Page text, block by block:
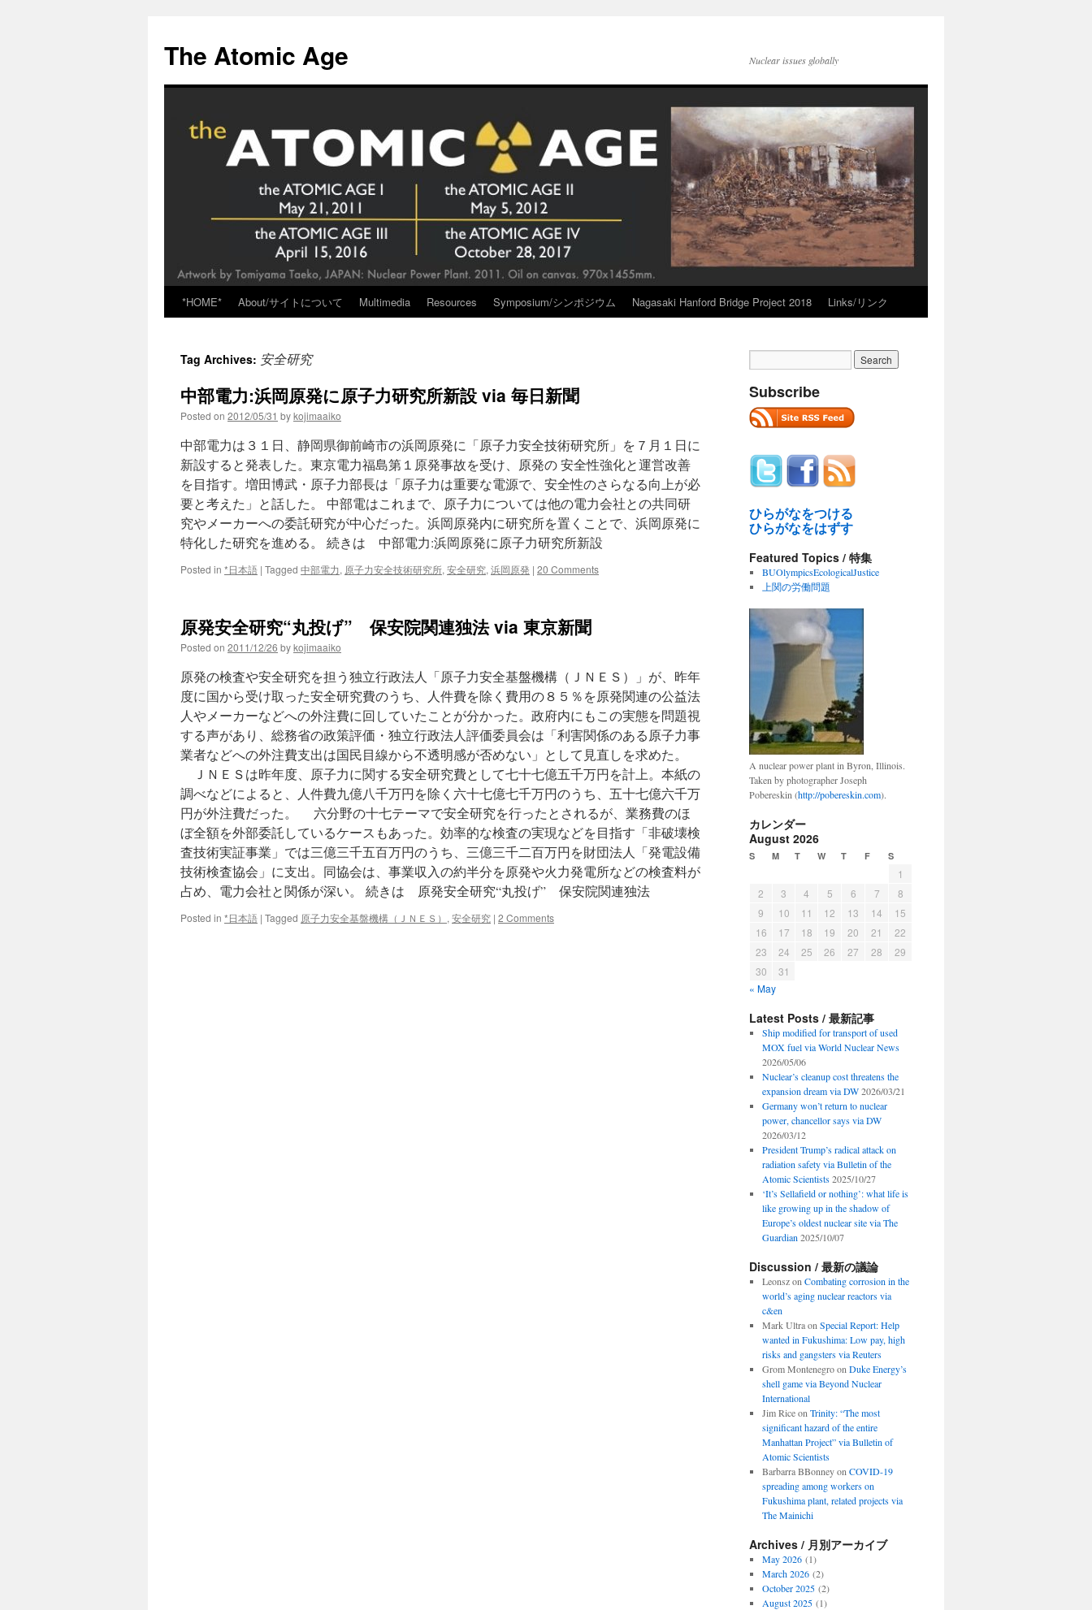
content
The Atomic Age Nuclear issues globally
*HOME* About/サイトについて Multimedia Resources Symposium/シンポジウム Nagasaki Hanford Bridge Project 2018 Links/リンク
Tag Archives: 安全研究
中部電力:浜岡原発に原子力研究所新設 via 毎日新聞
Posted on 2012/05/31 bykojimaaiko
中部電力は３１日、静岡県御前崎市の浜岡原発に「原子力安全技術研究所」を７月１日に
新設すると発表した。東京電力福島第１原発事故を受け、原発の 安全性強化と運営改善
を目指す。増田博武・原子力部長は「原子力は重要な電源で、安全性のさらなる向上が必
要と考えた」と話した。 中部電はこれまで、原子力については他の電力会社との共同研
究やメーカーへの委託研究が中心だった。浜岡原発内に研究所を置くことで、浜岡原発に
特化した研究を進める。 続きは 中部電力:浜岡原発に原子力研究所新設
Posted in *日本語 | Tagged 中部電力, 原子力安全技術研究所, 安全研究, 浜岡原発 | 20 Comments
原発安全研究“丸投げ” 保安院関連独法 via 東京新聞
Posted on 2011/12/26 bykojimaaiko
原発の検査や安全研究を担う独立行政法人「原子力安全基盤機構（ＪＮＥＳ）」が、昨年
度に国から受け取った安全研究費のうち、人件費を除く費用の８５％を原発関連の公益法
人やメーカーなどへの外注費に回していたことが分かった。政府内にもこの実態を問題視
する声があり、総務省の政策評価・独立行政法人評価委員会は「利害関係のある原子力事
業者などへの外注費支出は国民目線から不透明感が否めない」として見直しを求めた。
ＪＮＥＳは昨年度、原子力に関する安全研究費として七十七億五千万円を計上。本紙の
調べなどによると、人件費九億八千万円を除く六十七億七千万円のうち、五十七億六千万
円が外注費だった。 六分野の十七テーマで安全研究を行ったとされるが、業務費のほ
ぼ全額を外部委託しているケースもあった。効率的な検査の実現などを目指す「非破壊検
査技術実証事業」では三億三千五百万円のうち、三億三千二百万円を財団法人「発電設備
技術検査協会」に支出。同協会は、事業収入の約半分を原発や火力発電所などの検査料が
占め、電力会社と関係が深い。 続きは 原発安全研究“丸投げ” 保安院関連独法
Posted in *日本語 | Tagged 原子力安全基盤機構（ＪＮＥＳ） , 安全研究 | 2 Comments
Subscribe
ひらがなをつける
ひらがなをはずす
Featured Topics / 特集
BUOlympicsEcologicalJustice
上関の労働問題
A nuclear power plant in Byron, Illinois.
Taken by photographer Joseph
Pobereskin (http://pobereskin.com).
カレンダー
August 2026
S M T W T F S
1
2
3 4 5 6 7
8
9
10 11 12 13 14
15
16
17 18 19 20 21
22
23
24 25 26 27 28
29
30
31
« May
Latest Posts / 最新記事
Ship modified for transport of used
MOX fuel via World Nuclear News
2026/05/06
Nuclear’s cleanup cost threatens the
expansion dream via DW 2026/03/21
Germany won’t return to nuclear
power, chancellor says via DW
2026/03/12
President Trump’s radical attack on
radiation safety via Bulletin of the
Atomic Scientists 2025/10/27
‘It’s Sellafield or nothing’: what life is
like growing up in the shadow of
Europe’s oldest nuclear site via The
Guardian 2025/10/07
Discussion / 最新の議論
Leonszon Combating corrosion in the
world’s aging nuclear reactors via
c&en
Mark Ultraon Special Report: Help
wanted in Fukushima: Low pay, high
risks and gangsters via Reuters
Grom Montenegroon Duke Energy’s
shell game via Beyond Nuclear
International
Jim Riceon Trinity: “The most
significant hazard of the entire
Manhattan Project” via Bulletin of
Atomic Scientists
Barbarra BBonneyon COVID-19
spreading among workers on
Fukushima plant, related projects via
The Mainichi
Archives / 月別アーカイブ
May 2026(1)
March 2026(2)
October 2025(2)
August 2025(1)